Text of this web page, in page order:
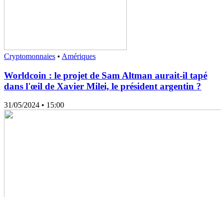
Cryptomonnaies • Amériques
Worldcoin : le projet de Sam Altman aurait-il tapé
dans l'œil de Xavier Milei, le président argentin ?
31/05/2024 • 15:00